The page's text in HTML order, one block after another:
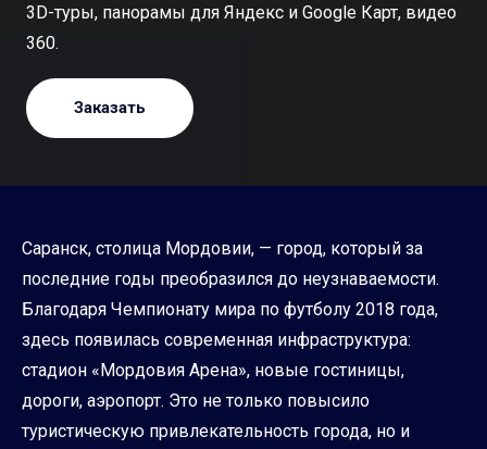
3D-туры, панорамы для Яндекс и Google Карт, видео
360.
Заказать
Саранск, столица Мордовии, — город, который за
последние годы преобразился до неузнаваемости.
Благодаря Чемпионату мира по футболу 2018 года,
здесь появилась современная инфраструктура:
стадион «Мордовия Арена», новые гостиницы,
дороги, аэропорт. Это не только повысило
туристическую привлекательность города, но и